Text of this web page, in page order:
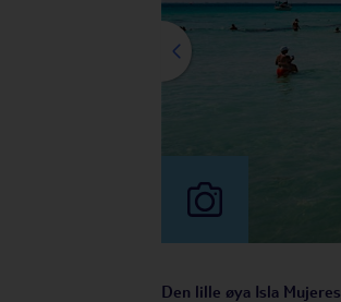
Den lille øya Isla